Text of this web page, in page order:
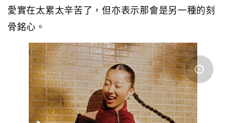
愛實在太累太辛苦了，但亦表示那會是另一種的刻
骨銘心。